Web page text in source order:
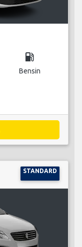
local_gas_station
Bensin
STANDARD